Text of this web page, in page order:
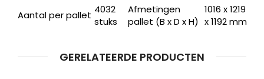
Aantal per pallet 4032
stuks
Afmetingen
pallet (B x D x H)
1016 x 1219
x 1192 mm
GERELATEERDE PRODUCTEN